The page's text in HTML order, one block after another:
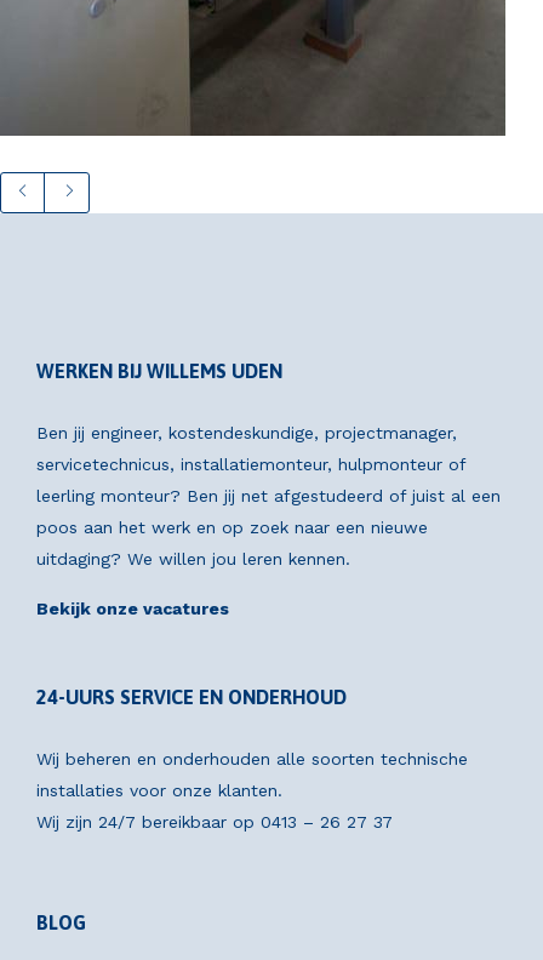
WERKEN BIJ WILLEMS UDEN
Ben jij engineer, kostendeskundige, projectmanager,
servicetechnicus, installatiemonteur, hulpmonteur of
leerling monteur? Ben jij net afgestudeerd of juist al een
poos aan het werk en op zoek naar een nieuwe
uitdaging? We willen jou leren kennen.
Bekijk onze vacatures
24-UURS SERVICE EN ONDERHOUD
Wij beheren en onderhouden alle soorten technische
installaties voor onze klanten.
Wij zijn 24/7 bereikbaar op 0413 – 26 27 37
BLOG